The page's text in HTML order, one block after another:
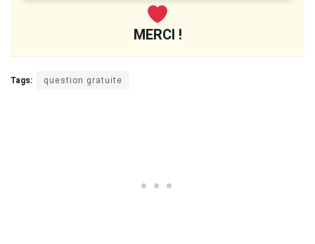
MERCI !
Tags: question gratuite